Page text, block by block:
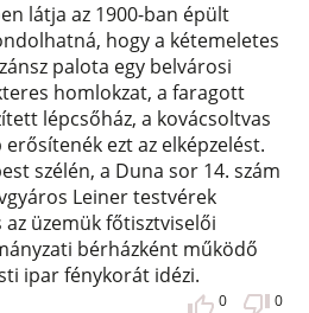
látja az 1900-ban épült
hogy a kétemeletes
palota egy belvárosi
homlokzat, a faragott
lépcsőház, a kovácsoltvas
ezt az elképzelést.
szélén, a Duna sor 14. szám
Leiner testvérek
üzemük főtisztviselői
bérházként működő
ipar fénykorát idézi.
0 0